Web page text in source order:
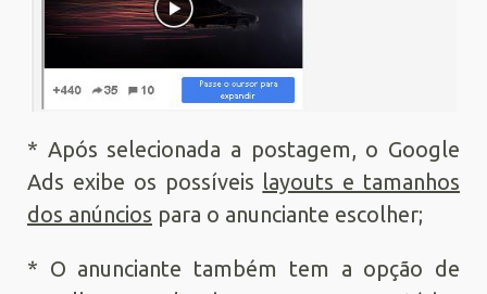
* Após selecionada a postagem, o Google
Ads exibe os possíveis layouts e tamanhos
dos anúncios para o anunciante escolher;
* O anunciante também tem a opção de